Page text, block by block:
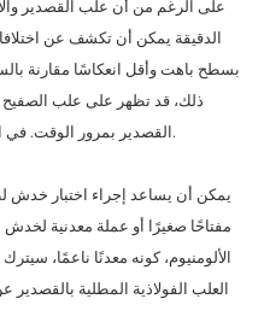
على الرغم من أن علب القصدير
الدقيقة يمكن أن تكشف عن
بسطح باهت وأقل انعكاسًا مقارنة
ذلك، قد تظهر على علب الصفيح
القصدير بمرور الوقت. في المقابل، علب الألمنيوم أقل عرضة للصدأ.
يمكن أن يساعد إجراء اختبار خدش
مفتاحًا صغيرًا أو عملة معدنية
الألومنيوم، كونه معدنًا ناعمًا،
العلب الفولاذية المطلية